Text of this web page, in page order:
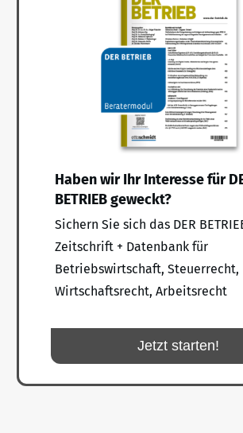
Haben wir Ihr Interesse für
BETRIEB geweckt?
Sichern Sie sich das DER
Zeitschrift + Datenbank für
Betriebswirtschaft, Steuerrecht,
Wirtschaftsrecht, Arbeitsrecht
Jetzt starten!